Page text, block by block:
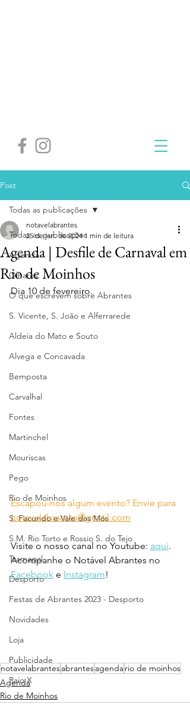
Post
Todas as publicações
Agenda
Olhares
O que escrevem sobre Abrantes
S. Vicente, S. João e Alferrarede
Aldeia do Mato e Souto
Alvega e Concavada
Bemposta
Carvalhal
Fontes
Martinchel
Mouriscas
Pego
Rio de Moinhos
S. Facundo e Vale das Mós
S.M. Rio Torto e Rossio S. do Tejo
Tramagal
Desporto
Festas de Abrantes 2023 - Desporto
Novidades
Loja
Publicidade
Raio X
Todas as publicações
Agenda | Desfile de Carnaval em
Rio de Moinhos
notavelabrantes
25 de jan. de 2024 1 min de leitura
Dia 10 de fevereiro.
Escapou-nos algum evento? Envie para
notavelabrantes@gmail.com
Visite o nosso canal no Youtube: aqui.
Acompanhe o Notável Abrantes no
Facebook e Instagram!
notavelabrantesabrantesagendario de moinhos
Agenda
Rio de Moinhos